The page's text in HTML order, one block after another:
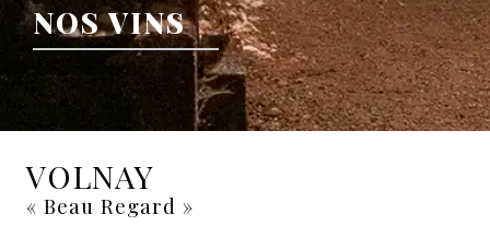
NOS VINS
VOLNAY
« Beau Regard »